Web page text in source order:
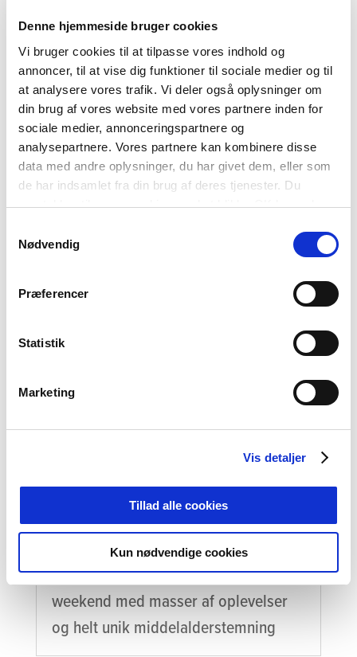
Denne hjemmeside bruger cookies
Vi bruger cookies til at tilpasse vores indhold og
annoncer, til at vise dig funktioner til sociale medier og til
at analysere vores trafik. Vi deler også oplysninger om
din brug af vores website med vores partnere inden for
sociale medier, annonceringspartnere og
analysepartnere. Vores partnere kan kombinere disse
data med andre oplysninger, du har givet dem, eller som
de har indsamlet fra din brug af deres tjenester. Du
samtykker til vores cookies, ved at klikke OK herunder.
Nødvendig
Præferencer
Statistik
Marketing
Vis detaljer
Tillad alle cookies
Kun nødvendige cookies
seneste nyt fra Nyborg Slot
TILMELD
Farverigt, festligt og fuldstændig
forrygende – Danehof 2026 er slut for i år
Danehof i Nyborg er slut for denne
gang. Det har været en fantastisk
weekend med masser af oplevelser
og helt unik middelalderstemning